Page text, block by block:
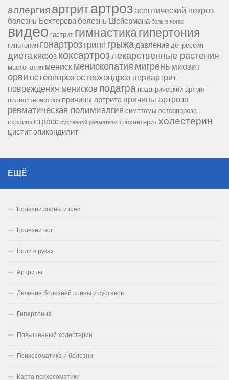
аллергия артритартрозасептический некроз
болезнь Бехтерева болезнь Шейермана боль в ногах
видео гастрит гимнастикагипертония
гипотония гонартроз грипп грыжа давление депрессия
диета кифоз коксартроз лекарственные растения
мастопатия мениск менископатия мигрень миозит
орви остеопороз остеохондроз периартрит
повреждения менисков подагра подагрический артрит
полиостеоартроз причины артрита причины артроза
ревматическая полимиалгия симптомы остеопороза
сколиоз стресс суставной ревматизм трохантерит холестерин
циститэпикондилит
ЕЩЁ
Болезни спины и шеи
Болезни ног
Боли в руках
Артриты
Лечение болезней спины и суставов
Гипертония
Повышенный холестерин
Психосоматика и болезни
Карта психосоматики